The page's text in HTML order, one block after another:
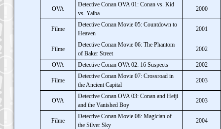
OVA
Detective Conan OVA 01: Conan vs. Kid
vs. Yaiba
2000
Filme
Detective Conan Movie 05: Countdown to
Heaven
2001
Filme
Detective Conan Movie 06: The Phantom
of Baker Street
2002
OVA Detective Conan OVA 02: 16 Suspects 2002
Filme
Detective Conan Movie 07: Crossroad in
the Ancient Capital
2003
OVA
Detective Conan OVA 03: Conan and Heiji
and the Vanished Boy
2003
Filme
Detective Conan Movie 08: Magician of
the Silver Sky
2004